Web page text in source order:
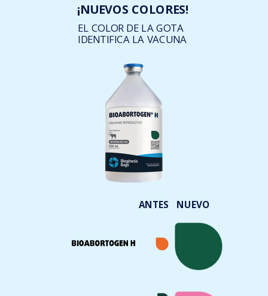
¡NUEVOS COLORES!
EL COLOR DE LA GOTA
IDENTIFICA LA VACUNA
ANTES NUEVO